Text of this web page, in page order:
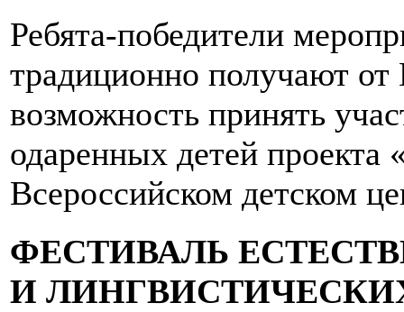
Ребята-победители
традиционно получают от
возможность принять
одаренных детей
Всероссийском детском
ФЕСТИВАЛЬ
И